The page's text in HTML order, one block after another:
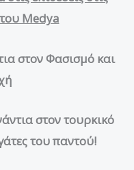
Medya
στον Φασισμό και
στον τουρκικό
του παντού!